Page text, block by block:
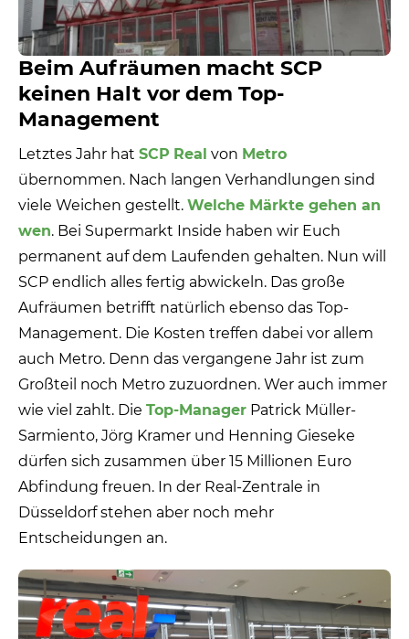
Beim Aufräumen macht SCP
keinen Halt vor dem Top-
Management
Letztes Jahr hat SCP Real von Metro
übernommen. Nach langen Verhandlungen sind
viele Weichen gestellt. Welche Märkte gehen an
wen. Bei Supermarkt Inside haben wir Euch
permanent auf dem Laufenden gehalten. Nun will
SCP endlich alles fertig abwickeln. Das große
Aufräumen betrifft natürlich ebenso das Top-
Management. Die Kosten treffen dabei vor allem
auch Metro. Denn das vergangene Jahr ist zum
Großteil noch Metro zuzuordnen. Wer auch immer
wie viel zahlt. Die Top-Manager Patrick Müller-
Sarmiento, Jörg Kramer und Henning Gieseke
dürfen sich zusammen über 15 Millionen Euro
Abfindung freuen. In der Real-Zentrale in
Düsseldorf stehen aber noch mehr
Entscheidungen an.